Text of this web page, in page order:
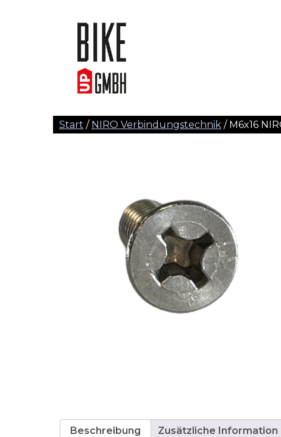
Start / NIRO Verbindungstechnik / M6x16
Beschreibung Zusätzliche Information